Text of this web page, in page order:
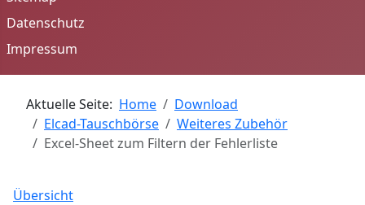
Datenschutz
Impressum
Aktuelle Seite: Home
Download
Elcad-Tauschbörse
Weiteres Zubehör
Excel-Sheet zum Filtern der Fehlerliste
Übersicht